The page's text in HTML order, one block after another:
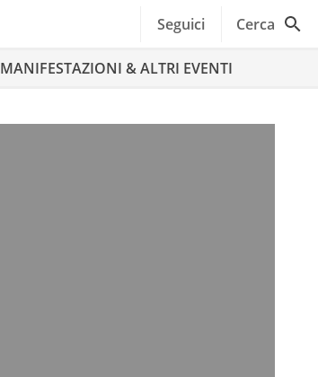
Seguici Cerca
MANIFESTAZIONI & ALTRI EVENTI